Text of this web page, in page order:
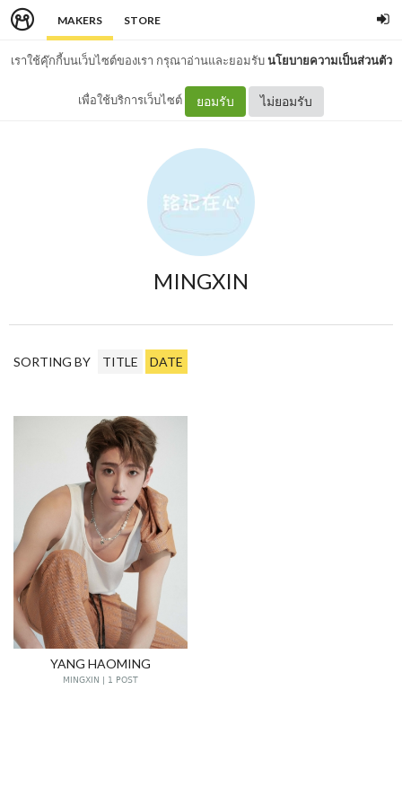
MAKERS STORE
เราใช้คุ๊กกี้บนเว็บไซต์ของเรา กรุณาอ่านและยอมรับนโยบายความเป็นส่วนตัว
เพื่อใช้บริการเว็บไซต์ ยอมรับ ไม่ยอมรับ
MINGXIN
SORTING BY TITLE DATE
YANG HAOMING
MINGXIN | 1 POST